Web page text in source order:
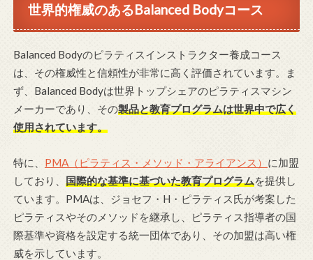
世界的権威のあるBalanced Bodyコース
Balanced Bodyのピラティスインストラクター養成コース
は、その権威性と信頼性が非常に高く評価されています。ま
ず、Balanced Bodyは世界トップシェアのピラティスマシン
メーカーであり、その製品と教育プログラムは世界中で広く
使用されています。
特に、 PMA（ピラティス・メソッド・アライアンス） に加盟
しており、 国際的な基準に基づいた教育プログラムを提供し
ています。PMAは、ジョセフ・H・ピラティス氏が考案した
ピラティスやそのメソッドを継承し、ピラティス指導者の国
際基準や資格を設定する統一団体であり、その加盟は高い権
威を示しています。